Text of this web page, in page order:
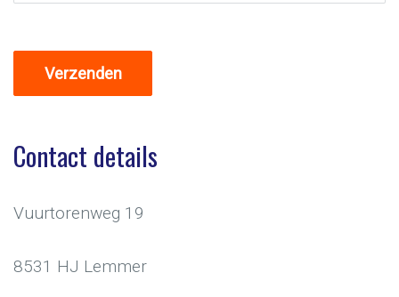
Contact details
Vuurtorenweg 19
8531 HJ Lemmer